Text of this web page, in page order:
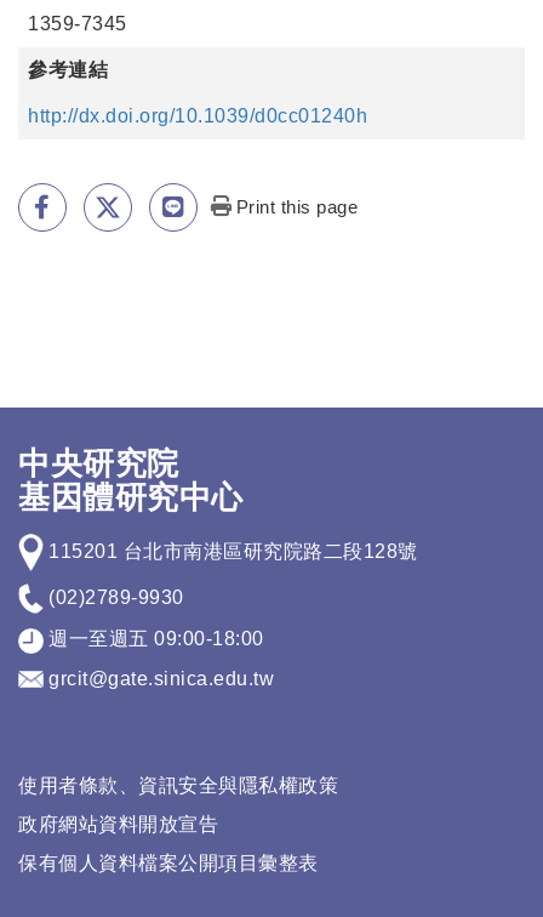
1359-7345
參考連結
http://dx.doi.org/10.1039/d0cc01240h
Print this page
中央研究院
基因體研究中心
115201 台北市南港區研究院路二段128號
(02)2789-9930
週一至週五 09:00-18:00
grcit@gate.sinica.edu.tw
使用者條款、資訊安全與隱私權政策
政府網站資料開放宣告
保有個人資料檔案公開項目彙整表